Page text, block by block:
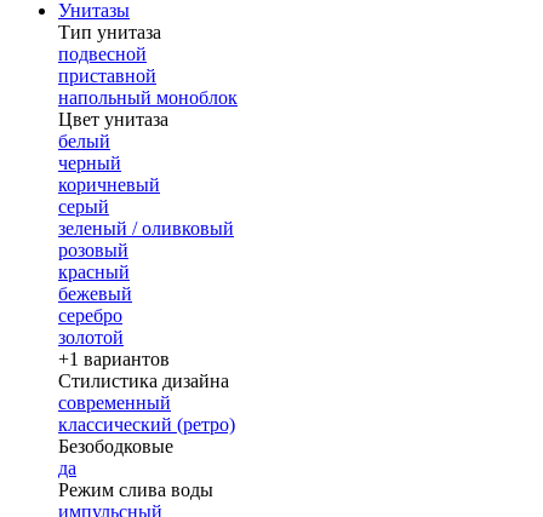
Унитазы
Тип унитаза
подвесной
приставной
напольный моноблок
Цвет унитаза
белый
черный
коричневый
серый
зеленый / оливковый
розовый
красный
бежевый
серебро
золотой
+1 вариантов
Стилистика дизайна
современный
классический (ретро)
Безободковые
да
Режим слива воды
импульсный